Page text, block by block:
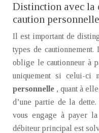
Distinction avec la
caution personnelle
Il est important de
types de cautionnement.
oblige le cautionneur à
uniquement si celui-ci
personnelle , quant à
d’une partie de la
vous engage à payer
débiteur principal est